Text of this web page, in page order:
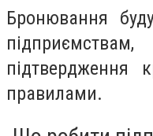
Бронювання
підтвердження
правилами.